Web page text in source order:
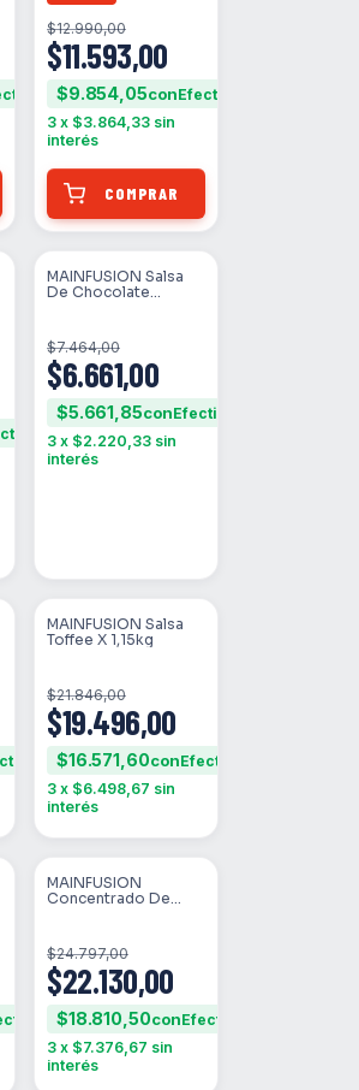
$11.593,00
$12.990,00
$9.854,05con
3 x $3.864,33 sin
interés
SIN STOCK
MAINFUSION Salsa
De Chocolate
$6.661,00
$7.464,00
$5.661,85con
3 x $2.220,33 sin
interés
SIN STOCK
MAINFUSION Salsa
Toffee X 1,15kg
$19.496,00
$21.846,00
$16.571,60con
3 x $6.498,67 sin
interés
SIN STOCK
MAINFUSION
Concentrado De
$22.130,00
$24.797,00
$18.810,50con
3 x $7.376,67 sin
interés